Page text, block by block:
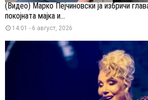
(Видео) Марко Пејчиновски ја избричи
покојната мајка и...
14:01 - 6 август, 2026